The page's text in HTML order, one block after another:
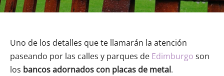
Uno de los detalles que te llamarán la atención
paseando por las calles y parques de Edimburgo son
los bancos adornados con placas de metal.